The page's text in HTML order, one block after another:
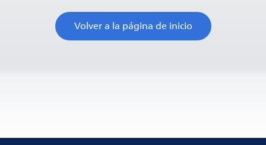
Volver a la página de inicio